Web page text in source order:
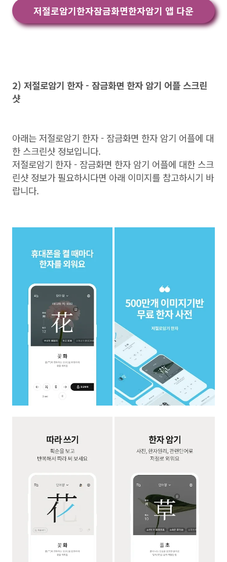
저절로암기한자잠금화면한자암기 앱 다운
2) 저절로암기 한자 - 잠금화면 한자 암기 어플 스크린
샷
아래는 저절로암기 한자 - 잠금화면 한자 암기 어플에 대
한 스크린샷 정보입니다.
저절로암기 한자 - 잠금화면 한자 암기 어플에 대한 스크
린샷 정보가 필요하시다면 아래 이미지를 참고하시기 바
랍니다.